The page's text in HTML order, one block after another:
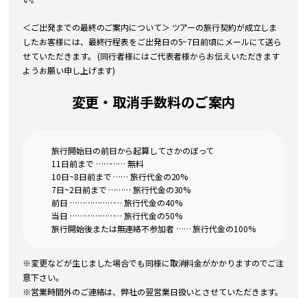
＜ご出発までの最終のご案内について＞ ツアーの旅行契約が成立しま
したお客様には、最終行程表をご出発日の5~7日前頃にメールにて送ら
せていただきます。 (同行者様にはご代表者様からお伝えいただきます
ようお願い申し上げます)
変更・取消手数料のご案内
旅行開始日の前日から起算してさかのぼって
11日前まで ………… 無料
10日~8日前まで …… 旅行代金の20%
7日~2日前まで ……… 旅行代金の30%
前日 ………………… 旅行代金の40%
当日 ………………… 旅行代金の50%
旅行開始後または無連絡不参加者 …… 旅行代金の100%
※変更などが生じました場合でも同様に取消料金がかかりますのでご注
意下さい。
※営業時間外のご連絡は、弊社の翌営業日扱いとさせていただきます。